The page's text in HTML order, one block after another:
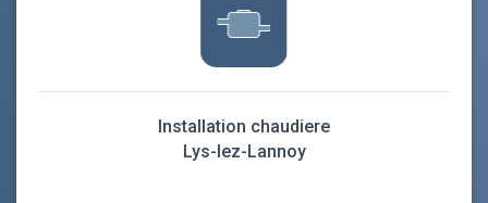
Installation chaudiere
Lys-lez-Lannoy